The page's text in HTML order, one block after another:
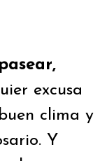
excusa
clima y
Y